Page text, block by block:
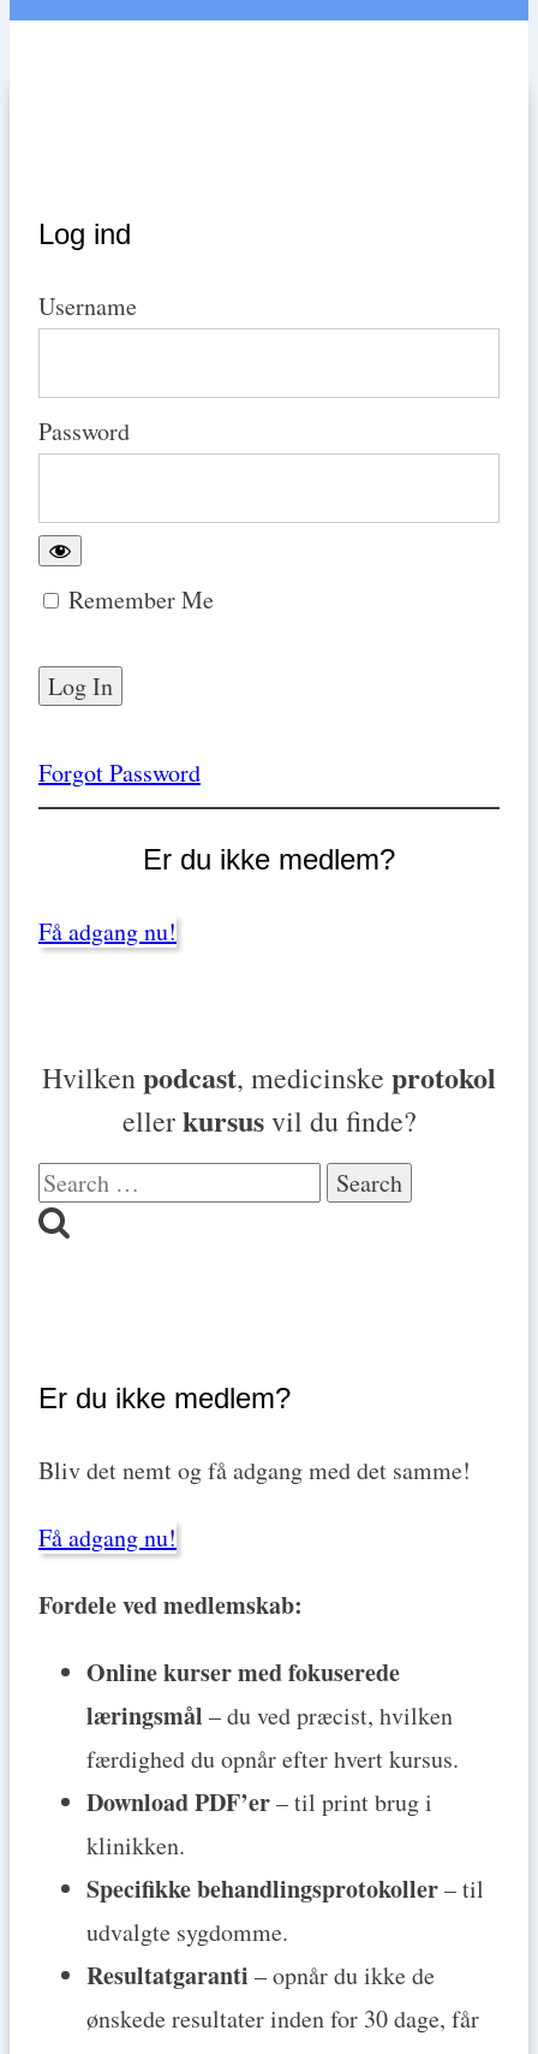
Log ind
Username
Password
Remember Me
Forgot Password
Er du ikke medlem?
Få adgang nu!
Hvilkenpodcast, medicinske protokol
ellerkursusvil du finde?
Search
for:
Er du ikke medlem?
Bliv det nemt og få adgang med det samme!
Få adgang nu!
Fordele ved medlemskab:
Online kurser med fokuserede
læringsmål – du ved præcist, hvilken
færdighed du opnår efter hvert kursus.
Download PDF’er– til print brug i
klinikken.
Specifikke behandlingsprotokoller– til
udvalgte sygdomme.
Resultatgaranti – opnår du ikke de
ønskede resultater inden for 30 dage, får